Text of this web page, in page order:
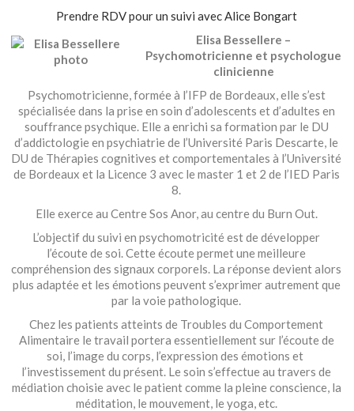
Prendre RDV pour un suivi avec Alice Bongart
Elisa Bessellere –
Psychomotricienne et psychologue
clinicienne
Psychomotricienne, formée à l’IFP de Bordeaux, elle s’est
spécialisée dans la prise en soin d’adolescents et d’adultes en
souffrance psychique. Elle a enrichi sa formation par le DU
d’addictologie en psychiatrie de l’Université Paris Descarte, le
DU de Thérapies cognitives et comportementales à l’Université
de Bordeaux et la Licence 3 avec le master 1 et 2 de l’IED Paris
8.
Elle exerce au Centre Sos Anor, au centre du Burn Out.
L’objectif du suivi en psychomotricité est de développer
l’écoute de soi. Cette écoute permet une meilleure
compréhension des signaux corporels. La réponse devient alors
plus adaptée et les émotions peuvent s’exprimer autrement que
par la voie pathologique.
Chez les patients atteints de Troubles du Comportement
Alimentaire le travail portera essentiellement sur l’écoute de
soi, l’image du corps, l’expression des émotions et
l’investissement du présent. Le soin s’effectue au travers de
médiation choisie avec le patient comme la pleine conscience, la
méditation, le mouvement, le yoga, etc.